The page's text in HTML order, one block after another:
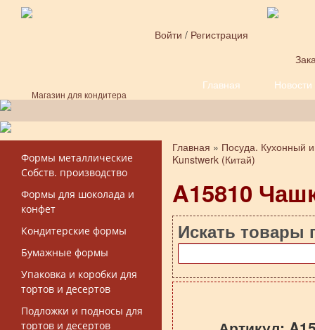
Перейти к основному содержанию
Магазин для кондитера
Войти / Регистрация
Главная
Новости
Форма поиска
Формы металлические
Собств. производство
Формы для шоколада и
конфет
Кондитерские формы
Бумажные формы
Упаковка и коробки для
тортов и десертов
Подложки и подносы для
тортов и десертов
Вы здесь
Главная » Посуда. Кухонный
Kunstwerk (Китай)
A15810
Искать товары